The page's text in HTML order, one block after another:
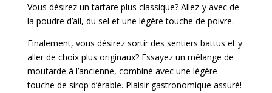
Vous désirez un tartare plus classique? Allez-y avec de
la poudre d’ail, du sel et une légère touche de poivre.
Finalement, vous désirez sortir des sentiers battus et y
aller de choix plus originaux? Essayez un mélange de
moutarde à l’ancienne, combiné avec une légère
touche de sirop d’érable. Plaisir gastronomique assuré!